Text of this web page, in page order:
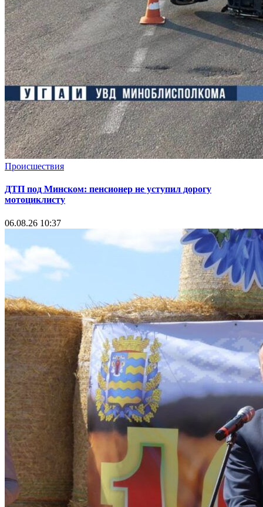
Происшествия
ДТП под Минском: пенсионер не уступил дорогу
мотоциклисту
06.08.26 10:37